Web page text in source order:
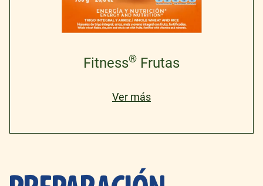
Fitness® Frutas
Ver más